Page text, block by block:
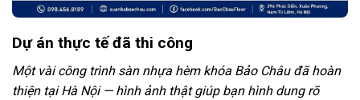
Dự án thực tế đã thi công
Một vài công trình sàn nhựa hèm khóa Bảo Châu đã hoàn
thiện tại Hà Nội — hình ảnh thật giúp bạn hình dung rõ